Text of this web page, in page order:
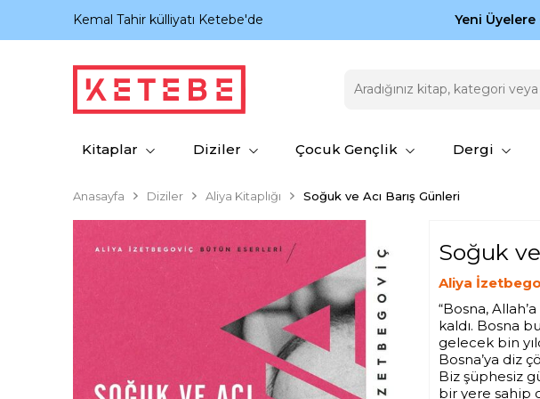
Kemal Tahir külliyatı Ketebe'de Zamansız
Yeni
Kitaplar Diziler Çocuk Gençlik Dergi
Anasayfa Diziler Aliya Kitaplığı Soğuk ve Acı Barış Günleri
Soğuk
Aliya
“Bosna,
kaldı. Bosna
gelecek bin
Bosna’ya diz
Biz şüphesiz
bir yere sahip